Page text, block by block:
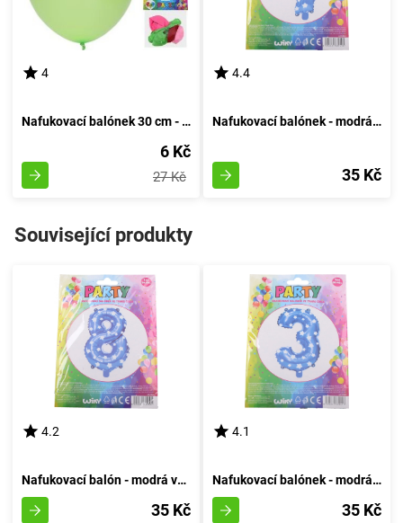
4
Nafukovací balónek 30 cm - sada 5 kusů, s číslem 10
6 Kč
27 Kč
4.4
Nafukovací balónek - modrá sedmička
35 Kč
Související produkty
4.2
Nafukovací balón - modrá varianta číslo osm
35 Kč
4.1
Nafukovací balónek - modrá velikost 3
35 Kč